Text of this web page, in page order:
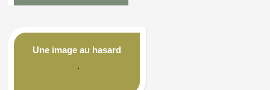
Une image au hasard